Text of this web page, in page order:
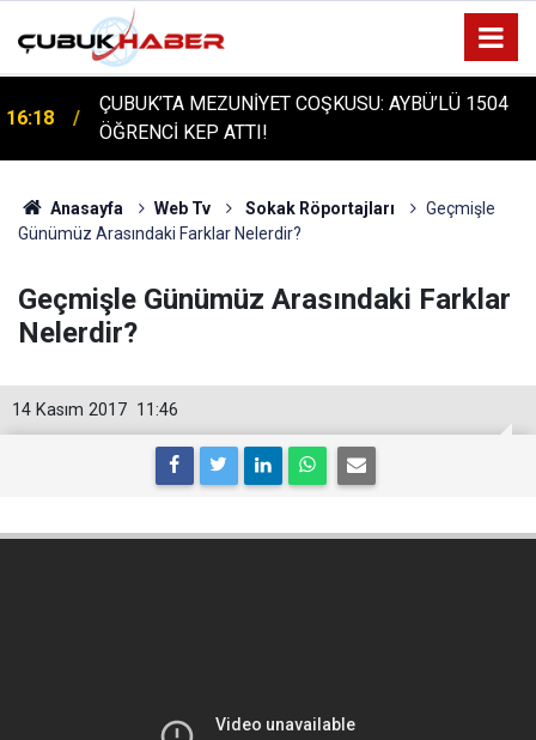
16:18
ÇUBUK’TA MEZUNİYET COŞKUSU: AYBÜ’LÜ 1504
ÖĞRENCİ KEP ATTI!
16:14
ÇUBUK'TA TARİHİ GÜN: PROTÜRK PLAZMA
FRAKSİNASYON TESİSİ'NİN TEMELİ ATILDI
Anasayfa Web Tv Sokak Röportajları
Geçmişle
Günümüz Arasındaki Farklar Nelerdir?
Geçmişle Günümüz Arasındaki Farklar
Nelerdir?
11:46
14 Kasım 2017